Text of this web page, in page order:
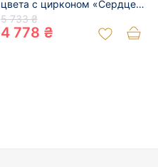
цвета с цирконом «Сердце»
01-200814173
5 733 ₴
4 778 ₴